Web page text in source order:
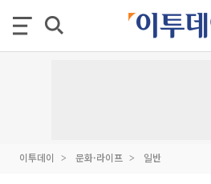
이투데이 문화·라이프 일반